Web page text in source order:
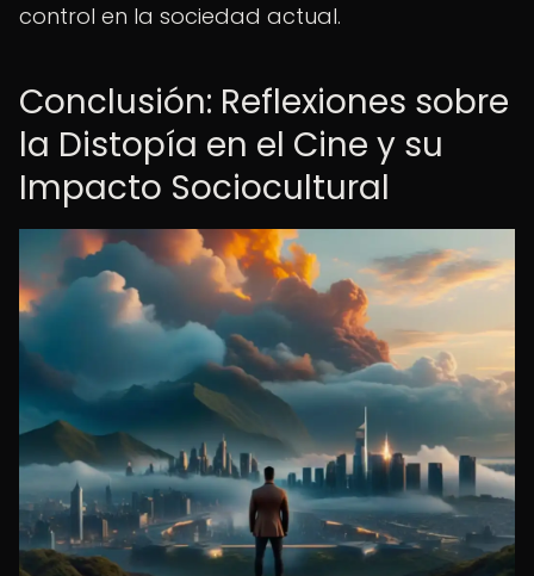
control en la sociedad actual.
Conclusión: Reflexiones sobre
la Distopía en el Cine y su
Impacto Sociocultural